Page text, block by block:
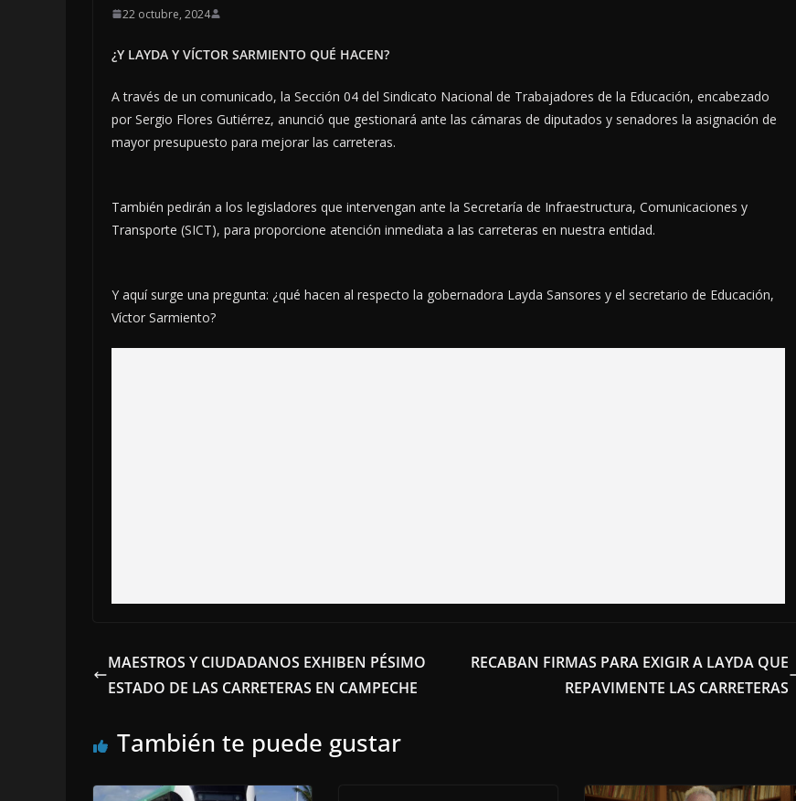
22 octubre, 2024
¿Y LAYDA Y VÍCTOR SARMIENTO QUÉ HACEN?
A través de un comunicado, la Sección 04 del Sindicato Nacional de Trabajadores de la Educación, encabezado
por Sergio Flores Gutiérrez, anunció que gestionará ante las cámaras de diputados y senadores la asignación de
mayor presupuesto para mejorar las carreteras.
También pedirán a los legisladores que intervengan ante la Secretaría de Infraestructura, Comunicaciones y
Transporte (SICT), para proporcione atención inmediata a las carreteras en nuestra entidad.
Y aquí surge una pregunta: ¿qué hacen al respecto la gobernadora Layda Sansores y el secretario de Educación,
Víctor Sarmiento?
MAESTROS Y CIUDADANOS EXHIBEN PÉSIMO
ESTADO DE LAS CARRETERAS EN CAMPECHE
RECABAN FIRMAS PARA EXIGIR A LAYDA QUE
REPAVIMENTE LAS CARRETERAS
También te puede gustar